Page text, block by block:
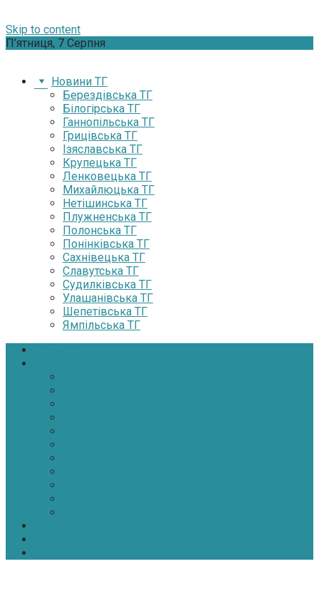
Skip to content
П’ятниця, 7 Серпня
Новини ТГ
Берездівська ТГ
Білогірська ТГ
Ганнопільська ТГ
Грицівська ТГ
Ізяславська ТГ
Крупецька ТГ
Ленковецька ТГ
Михайлюцька ТГ
Нетішинська ТГ
Плужненська ТГ
Полонська ТГ
Понінківська ТГ
Сахнівецька ТГ
Славутська ТГ
Судилківська ТГ
Улашанівська ТГ
Шепетівська ТГ
Ямпільська ТГ